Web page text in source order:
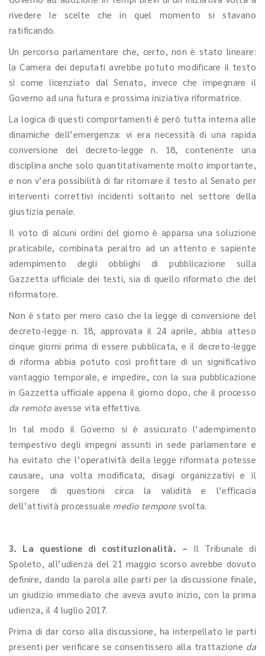
rivedere le scelte che in quel momento si stavano
ratificando.
Un percorso parlamentare che, certo, non è stato lineare:
la Camera dei deputati avrebbe potuto modificare il testo
sì come licenziato dal Senato, invece che impegnare il
Governo ad una futura e prossima iniziativa riformatrice.
La logica di questi comportamenti è però tutta interna alle
dinamiche dell’emergenza: vi era necessità di una rapida
conversione del decreto-legge n. 18, contenente una
disciplina anche solo quantitativamente molto importante,
e non v’era possibilità di far ritornare il testo al Senato per
interventi correttivi incidenti soltanto nel settore della
giustizia penale.
Il voto di alcuni ordini del giorno è apparsa una soluzione
praticabile, combinata peraltro ad un attento e sapiente
adempimento degli obblighi di pubblicazione sulla
Gazzetta ufficiale dei testi, sia di quello riformato che del
riformatore.
Non è stato per mero caso che la legge di conversione del
decreto-legge n. 18, approvata il 24 aprile, abbia atteso
cinque giorni prima di essere pubblicata, e il decreto-legge
di riforma abbia potuto così profittare di un significativo
vantaggio temporale, e impedire, con la sua pubblicazione
in Gazzetta ufficiale appena il giorno dopo, che il processo
da remotoavesse vita effettiva.
In tal modo il Governo si è assicurato l’adempimento
tempestivo degli impegni assunti in sede parlamentare e
ha evitato che l’operatività della legge riformata potesse
causare, una volta modificata, disagi organizzativi e il
sorgere di questioni circa la validità e l’efficacia
dell’attività processuale medio temporesvolta.
3. La questione di costituzionalità. – Il Tribunale di
Spoleto, all’udienza del 21 maggio scorso avrebbe dovuto
definire, dando la parola alle parti per la discussione finale,
un giudizio immediato che aveva avuto inizio, con la prima
udienza, il 4 luglio 2017.
Prima di dar corso alla discussione, ha interpellato le parti
presenti per verificare se consentissero alla trattazione da